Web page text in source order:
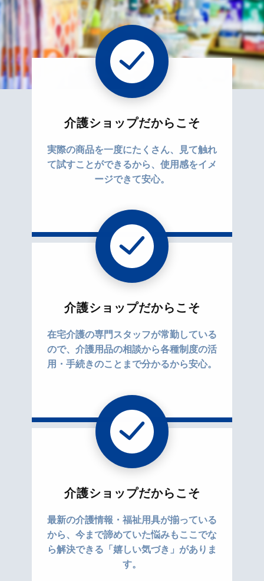
介護ショップだからこそ
実際の商品を一度にたくさん、見て触れ
て試すことができるから、使用感をイメ
ージできて安心。
介護ショップだからこそ
在宅介護の専門スタッフが常勤している
ので、介護用品の相談から各種制度の活
用・手続きのことまで分かるから安心。
介護ショップだからこそ
最新の介護情報・福祉用具が揃っている
から、今まで諦めていた悩みもここでな
ら解決できる「嬉しい気づき」がありま
す。